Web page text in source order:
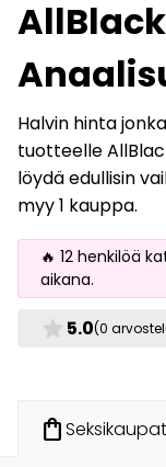
Halvin hinta
tuotteelle
löydä edullisin
myy 1 kauppa.
🔥 12 henkilöä
aikana.
star 5.0(0
shopping_bagSeksikaupat